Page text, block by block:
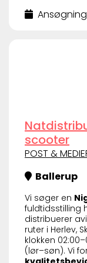
scooter
POST &
Ballerup
Vi søger en
fuldtidsstilling
distribuerer
ruter i Herlev,
klokken
(lør–søn). Vi